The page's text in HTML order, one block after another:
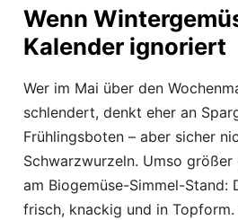
Wenn
Kalender ignoriert
Wer im Mai über den
schlendert, denkt eher an
Frühlingsboten – aber sicher
Schwarzwurzeln. Umso größer
am Biogemüse-Simmel-Stand:
frisch, knackig und in